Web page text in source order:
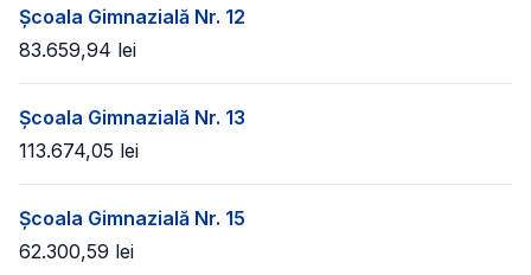
Școala Gimnazială Nr. 12
83.659,94 lei
Școala Gimnazială Nr. 13
113.674,05 lei
Școala Gimnazială Nr. 15
62.300,59 lei